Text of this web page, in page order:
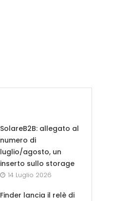
SolareB2B: allegato al
numero di
luglio/agosto, un
inserto sullo storage
14 Luglio 2026
Finder lancia il relè di